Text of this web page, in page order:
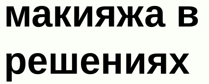
макияжа
решениях